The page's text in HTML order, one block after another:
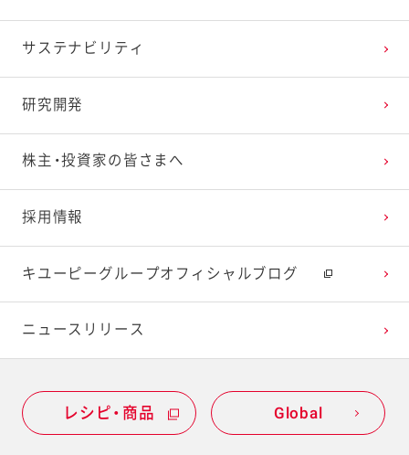
サステナビリティ
研究開発
株主・投資家の皆さまへ
採用情報
キユーピーグループオフィシャルブログ
ニュースリリース
レシピ・商品 Global